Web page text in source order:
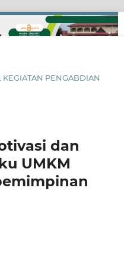
KEGIATAN PENGABDIAN
dan
UMKM